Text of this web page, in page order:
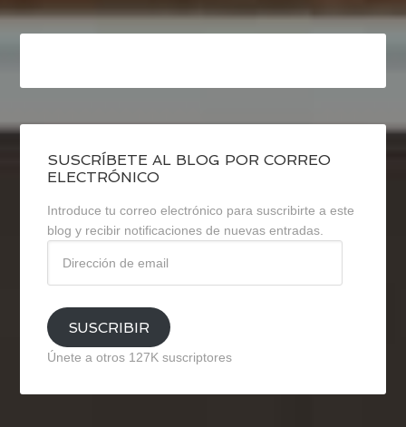
SUSCRÍBETE AL BLOG POR CORREO
ELECTRÓNICO
Introduce tu correo electrónico para suscribirte a este
blog y recibir notificaciones de nuevas entradas.
email
SUSCRIBIR
Únete a otros 127K suscriptores